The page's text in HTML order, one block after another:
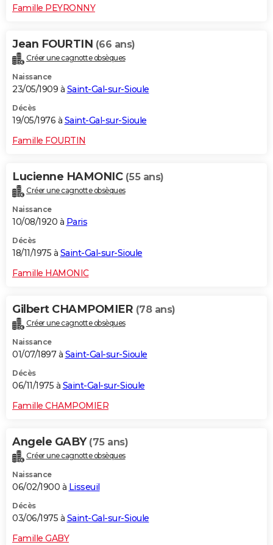
Famille PEYRONNY
Jean FOURTIN (66 ans)
Créer une cagnotte obsèques
Naissance
23/05/1909 à Saint-Gal-sur-Sioule
Décès
19/05/1976 à Saint-Gal-sur-Sioule
Famille FOURTIN
Lucienne HAMONIC (55 ans)
Créer une cagnotte obsèques
Naissance
10/08/1920 à Paris
Décès
18/11/1975 à Saint-Gal-sur-Sioule
Famille HAMONIC
Gilbert CHAMPOMIER (78 ans)
Créer une cagnotte obsèques
Naissance
01/07/1897 à Saint-Gal-sur-Sioule
Décès
06/11/1975 à Saint-Gal-sur-Sioule
Famille CHAMPOMIER
Angele GABY (75 ans)
Créer une cagnotte obsèques
Naissance
06/02/1900 à Lisseuil
Décès
03/06/1975 à Saint-Gal-sur-Sioule
Famille GABY